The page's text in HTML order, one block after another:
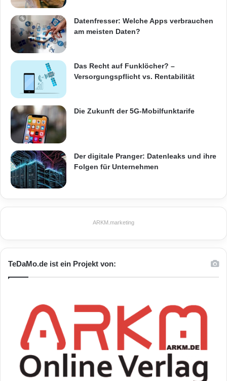
Datenfresser: Welche Apps verbrauchen
am meisten Daten?
Das Recht auf Funklöcher? –
Versorgungspflicht vs. Rentabilität
Die Zukunft der 5G-Mobilfunktarife
Der digitale Pranger: Datenleaks und ihre
Folgen für Unternehmen
ARKM.marketing
TeDaMo.de ist ein Projekt von: